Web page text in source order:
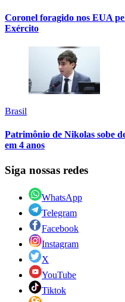
Coronel foragido nos EUA
Exército
Brasil
Patrimônio de Nikolas sobe
em 4 anos
Siga nossas redes
WhatsApp
Telegram
Facebook
Instagram
X
YouTube
Tiktok